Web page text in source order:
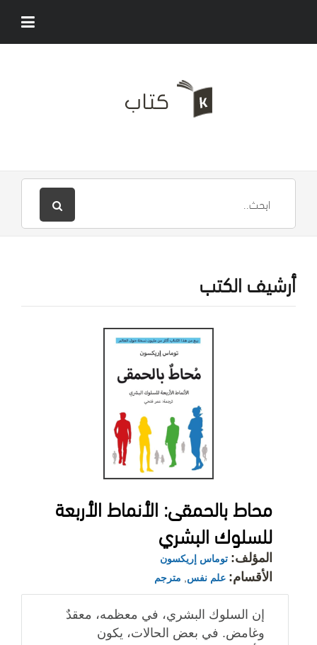
أرشيف الكتب
محاط بالحمقى: الأنماط الأربعة
للسلوك البشري
المؤلف: توماس إريكسون
الأقسام: علم نفس مترجم
إن السلوك البشري، في معظمه، معقدٌ
وغامض. في بعض الحالات، يكون